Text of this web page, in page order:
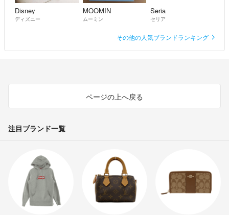
Disney
ディズニー
MOOMIN
ムーミン
Seria
セリア
その他の人気ブランドランキング
ページの上へ戻る
注目ブランド一覧